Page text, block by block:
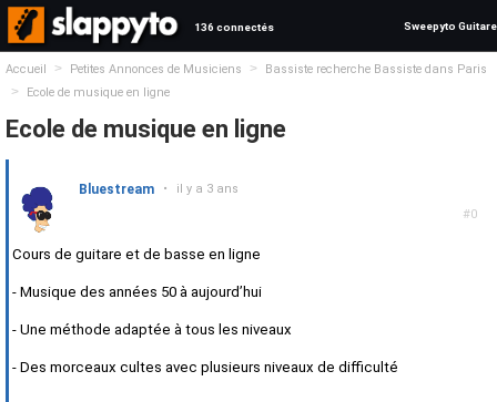
136 connectés Sweepyto Guitare
Accueil > Petites Annonces de Musiciens > Bassiste recherche Bassiste dans Paris
> Ecole de musique en ligne
Ecole de musique en ligne
#0
Bluestream • il y a 3 ans
Cours de guitare et de basse en ligne
- Musique des années 50 à aujourd’hui
- Une méthode adaptée à tous les niveaux
- Des morceaux cultes avec plusieurs niveaux de difficulté